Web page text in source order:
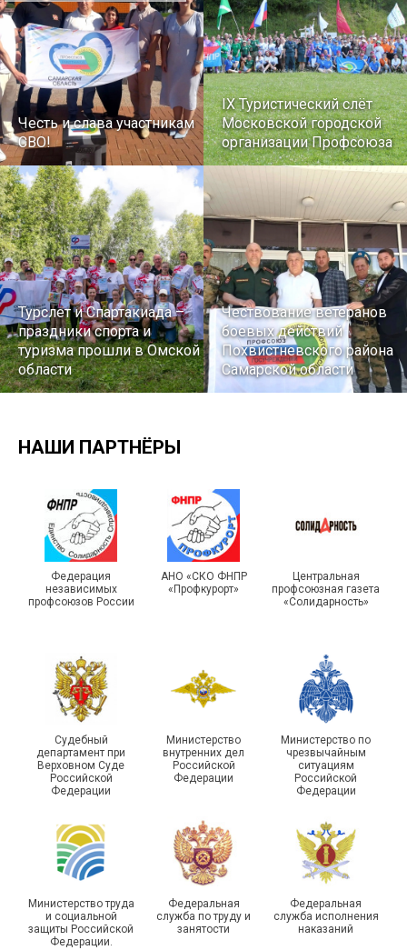
Честь и слава участникам
СВО!
IX Туристический слёт
Московской городской
организации Профсоюза
Турслет и Спартакиада –
праздники спорта и
туризма прошли в Омской
области
Чествование ветеранов
боевых действий
Похвистневского района
Самарской области
Подписано соглашение с
ГУ ФССП по Самарской
области
Единство традиций и сила
духа
29 первичных
профсоюзных
организаций ГУФСИН
России по Пермскому
туристическом слете
215-й юбилей
государственной
Республике Саха (Якутия)
НАШИ ПАРТНЁРЫ
Федерация
независимых
профсоюзов России
АНО «СКО ФНПР
«Профкурорт»
Центральная
профсоюзная газета
«Солидарность»
Судебный
департамент при
Верховном Суде
Российской
Федерации
Министерство
внутренних дел
Российской
Федерации
Министерство по
чрезвычайным
ситуациям
Российской
Федерации
Министерство труда
и социальной
защиты Российской
Федерации.
Федеральная
служба по труду и
занятости
Федеральная
служба исполнения
наказаний